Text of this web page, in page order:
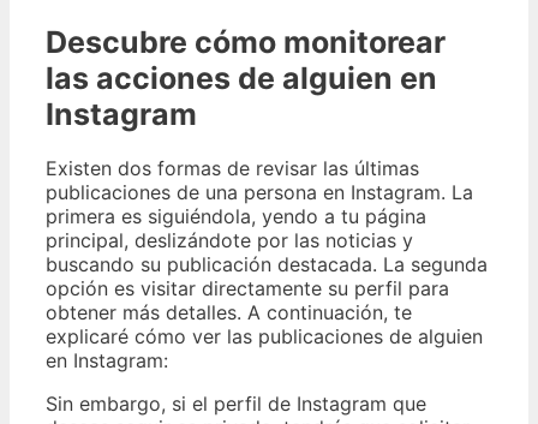
Descubre cómo monitorear
las acciones de alguien en
Instagram
Existen dos formas de revisar las últimas
publicaciones de una persona en Instagram. La
primera es siguiéndola, yendo a tu página
principal, deslizándote por las noticias y
buscando su publicación destacada. La segunda
opción es visitar directamente su perfil para
obtener más detalles. A continuación, te
explicaré cómo ver las publicaciones de alguien
en Instagram:
Sin embargo, si el perfil de Instagram que